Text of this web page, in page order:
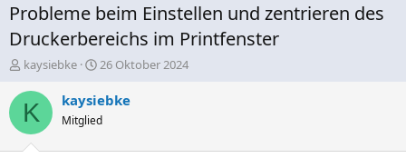
Probleme beim Einstellen und zentrieren des
Druckerbereichs im Printfenster
E
s
e
kaysiebke
E
s
t
e
26 Oktober 2024
K kaysiebke
Mitglied